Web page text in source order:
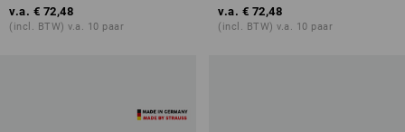
v.a. € 72,48
(incl. BTW) v.a. 10 paar
v.a. € 72,48
(incl. BTW) v.a. 10 paar